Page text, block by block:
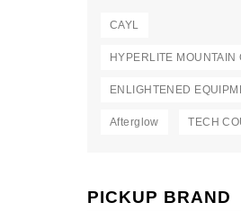
CAYL
HYPERLITE MOUNTAIN
ENLIGHTENED
Afterglow TECH
PICKUP BRAND